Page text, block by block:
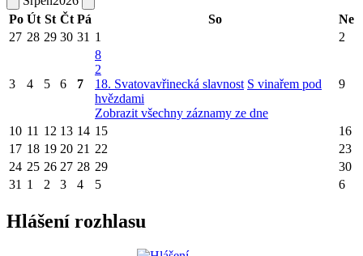
Po Út St Čt Pá So
Ne
27 28 29 30 31 1 2
3 4 5 6 7
8
2
18. Svatovavřinecká slavnost S vinařem pod
hvězdami
Zobrazit všechny záznamy ze dne
9
10 11 12 13 14 15
16
17 18 19 20 21 22
23
24 25 26 27 28 29
30
31 1 2 3 4 5 6
Hlášení rozhlasu